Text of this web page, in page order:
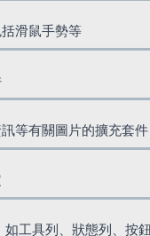
滑鼠手勢等
等有關圖片的擴充套件
如工具列、狀態列、按